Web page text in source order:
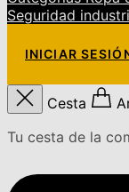
Seguridad
INICIAR
Cesta
Tu cesta de la